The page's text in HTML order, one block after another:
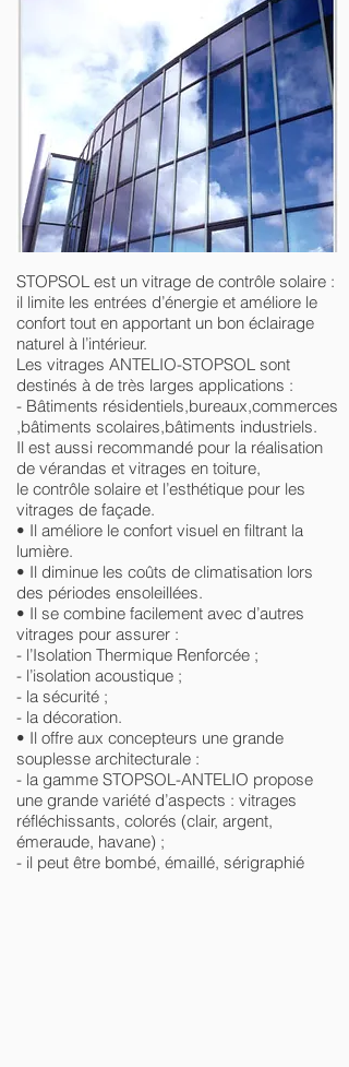
STOPSOL est un vitrage de contrôle solaire :
il limite les entrées d’énergie et améliore le
confort tout en apportant un bon éclairage
naturel à l’intérieur.
Les vitrages ANTELIO-STOPSOL sont
destinés à de très larges applications :
- Bâtiments résidentiels,bureaux,commerces
,bâtiments scolaires,bâtiments industriels.
Il est aussi recommandé pour la réalisation
de vérandas et vitrages en toiture,
le contrôle solaire et l’esthétique pour les
vitrages de façade.
• Il améliore le confort visuel en filtrant la
lumière.
• Il diminue les coûts de climatisation lors
des périodes ensoleillées.
• Il se combine facilement avec d’autres
vitrages pour assurer :
- l’Isolation Thermique Renforcée ;
- l’isolation acoustique ;
- la sécurité ;
- la décoration.
• Il offre aux concepteurs une grande
souplesse architecturale :
- la gamme STOPSOL-ANTELIO propose
une grande variété d’aspects : vitrages
réfléchissants, colorés (clair, argent,
émeraude, havane) ;
- il peut être bombé, émaillé, sérigraphié